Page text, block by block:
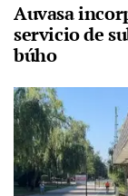
Auvasa
servicio de
búho